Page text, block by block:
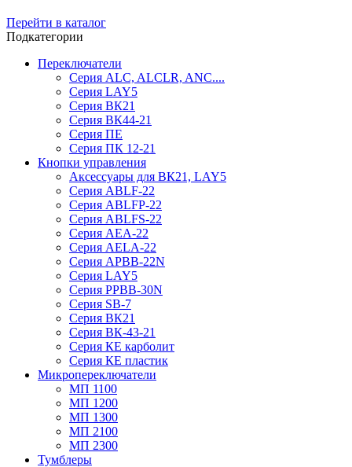
Перейти в каталог
Подкатегории
Переключатели
Серия ALC, ALCLR, ANC....
Серия LAY5
Серия ВК21
Серия ВК44-21
Серия ПЕ
Серия ПК 12-21
Кнопки управления
Аксессуары для ВК21, LAY5
Серия ABLF-22
Серия ABLFP-22
Серия ABLFS-22
Серия AEA-22
Серия AELA-22
Серия APBB-22N
Серия LAY5
Серия PPBB-30N
Серия SB-7
Серия ВК21
Серия ВК-43-21
Серия КЕ карболит
Серия КЕ пластик
Микропереключатели
МП 1100
МП 1200
МП 1300
МП 2100
МП 2300
Тумблеры